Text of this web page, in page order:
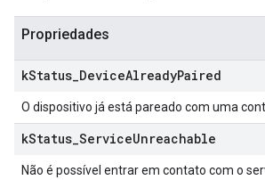
Propriedades
kStatus DeviceAlreadyPaired
O dispositivo já está pareado com uma
kStatus ServiceUnreachable
Não é possível entrar em contato com o